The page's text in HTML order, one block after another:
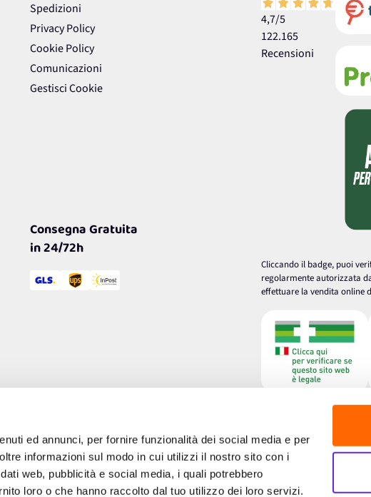
ed annunci, per fornire funzionalità dei social media e per
informazioni sul modo in cui utilizzi il nostro sito con i
web, pubblicità e social media, i quali potrebbero
loro o che hanno raccolto dal tuo utilizzo dei loro servizi.
Spedizioni
Privacy Policy
Cookie Policy
Comunicazioni
Gestisci Cookie
Consegna Gratuita
in 24/72h
4,7/5
122.165
Recensioni
Cliccando il badge, puoi
regolarmente autorizzata
effettuare la vendita online